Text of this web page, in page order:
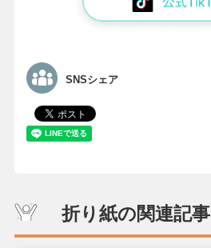
SNSシェア
折り紙の関連記事